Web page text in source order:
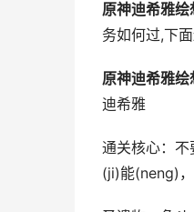
原神迪希雅
务如何过,下
原神迪希雅
迪希雅
通关核心：
(ji)能(neng)，